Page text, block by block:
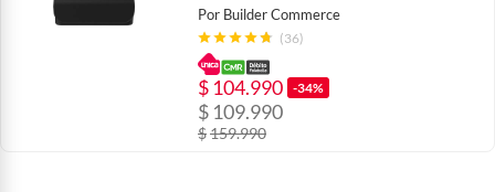
Por Builder Commerce
(36)
$ 104.990 -34%
$ 109.990
$159.990